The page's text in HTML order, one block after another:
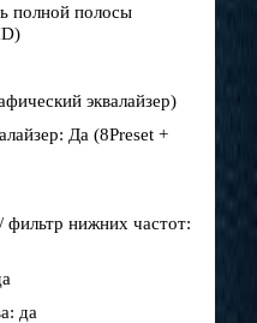
полной полосы
эквалайзер)
Да (8Preset +
фильтр нижних частот:
да